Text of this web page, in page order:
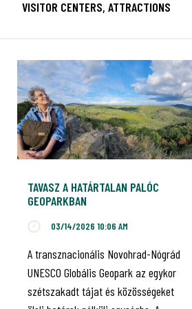
VISITOR CENTERS, ATTRACTIONS
TAVASZ A HATÁRTALAN PALÓC
GEOPARKBAN
03/14/2026 10:06 AM
A transznacionális Novohrad-Nógrád
UNESCO Globális Geopark az egykor
szétszakadt tájat és közösségeket